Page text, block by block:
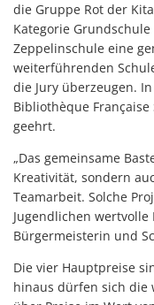
die Gruppe Rot der
Kategorie
Zeppelinschule eine
weiterführenden
die Jury überzeugen.
Bibliothèque
geehrt.
„Das gemeinsame
Kreativität, sondern
Teamarbeit. Solche
Jugendlichen
Bürgermeisterin und
Die vier Hauptpreise
hinaus dürfen sich die